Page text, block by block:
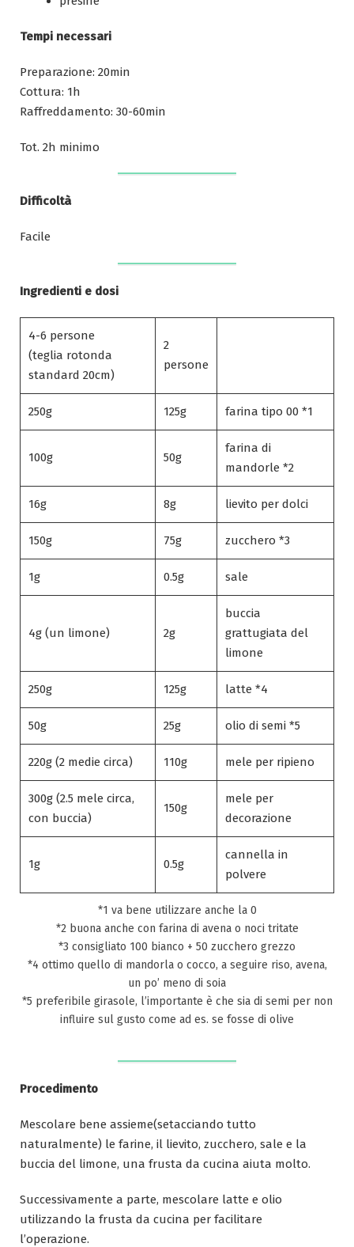
Tempi necessari
Preparazione: 20min
Cottura: 1h
Raffreddamento: 30-60min
Tot. 2h minimo
Difficoltà
Facile
Ingredienti e dosi
4-6 persone
(teglia rotonda
standard 20cm)
2
persone
250g 125g farina tipo 00 *1
100g 50g
farina di
mandorle *2
16g 8g lievito per dolci
150g 75g zucchero *3
1g 0.5g sale
4g (un limone) 2g
buccia
grattugiata del
limone
250g 125g latte *4
50g 25g olio di semi *5
220g (2 medie circa) 110g mele per ripieno
300g (2.5 mele circa,
con buccia)
150g
mele per
decorazione
1g 0.5g
cannella in
polvere
*1 va bene utilizzare anche la 0
*2 buona anche con farina di avena o noci tritate
*3 consigliato 100 bianco + 50 zucchero grezzo
*4 ottimo quello di mandorla o cocco, a seguire riso, avena,
un po’ meno di soia
*5 preferibile girasole, l’importante è che sia di semi per non
influire sul gusto come ad es. se fosse di olive
Procedimento
Mescolare bene assieme(setacciando tutto
naturalmente) le farine, il lievito, zucchero, sale e la
buccia del limone, una frusta da cucina aiuta molto.
Successivamente a parte, mescolare latte e olio
utilizzando la frusta da cucina per facilitare
l’operazione.